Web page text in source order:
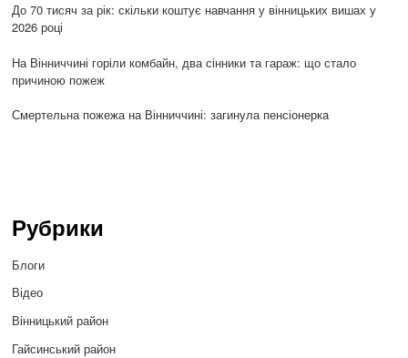
До 70 тисяч за рік: скільки коштує навчання у вінницьких вишах у
2026 році
На Вінниччині горіли комбайн, два сінники та гараж: що стало
причиною пожеж
Смертельна пожежа на Вінниччині: загинула пенсіонерка
Рубрики
Блоги
Відео
Вінницький район
Гайсинський район